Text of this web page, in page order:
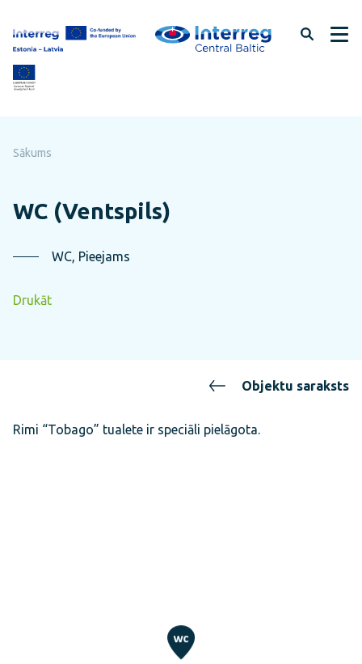
uz
lapas
saturu
Sākums
WC (Ventspils)
WC, Pieejams
Drukāt
Objektu saraksts
Rimi “Tobago” tualete ir speciāli pielāgota.